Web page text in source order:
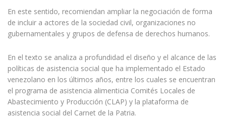
En este sentido, recomiendan ampliar la negociación de forma
de incluir a actores de la sociedad civil, organizaciones no
gubernamentales y grupos de defensa de derechos humanos.
En el texto se analiza a profundidad el diseño y el alcance de las
políticas de asistencia social que ha implementado el Estado
venezolano en los últimos años, entre los cuales se encuentran
el programa de asistencia alimenticia Comités Locales de
Abastecimiento y Producción (CLAP) y la plataforma de
asistencia social del Carnet de la Patria.